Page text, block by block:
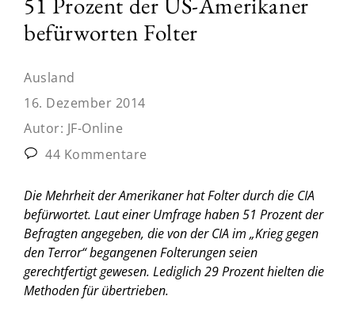
befürworten Folter
Ausland
16. Dezember 2014
Autor: JF-Online
44 Kommentare
Die Mehrheit der Amerikaner hat Folter durch die CIA
befürwortet. Laut einer Umfrage haben 51 Prozent der
Befragten angegeben, die von der CIA im „Krieg gegen
den Terror“ begangenen Folterungen seien
gerechtfertigt gewesen. Lediglich 29 Prozent hielten die
Methoden für übertrieben.